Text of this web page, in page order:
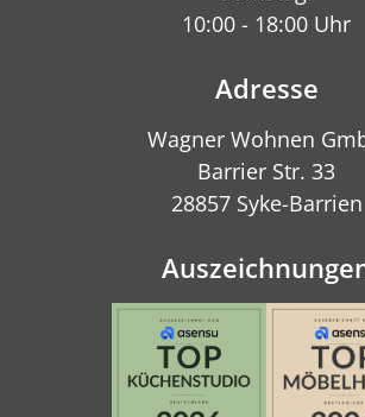
10:00 - 18:00 Uhr
Adresse
Wagner Wohnen
Barrier Str. 33
28857 Syke-Barrien